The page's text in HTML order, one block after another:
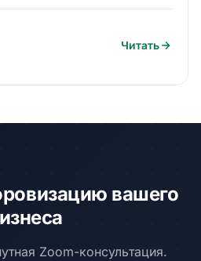
Читать
вашего
Zoom-консультация.